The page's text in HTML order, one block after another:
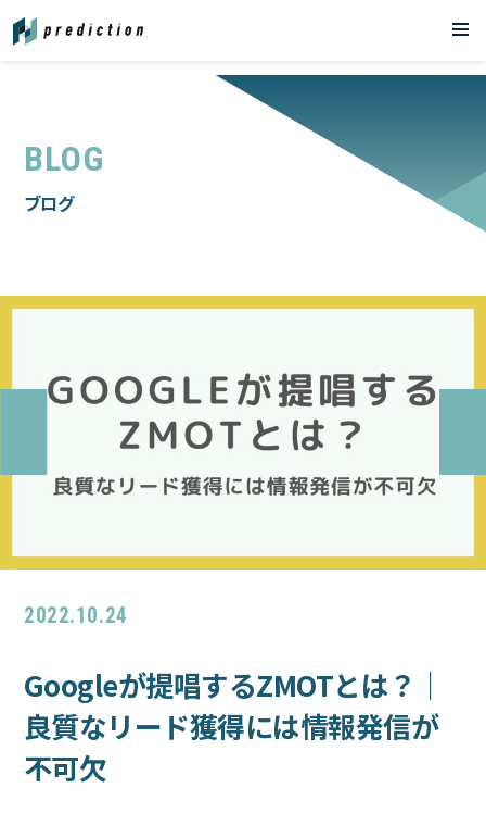
会社概要
ニュース
BLOG
ブログ
2022.10.24
Googleが提唱するZMOTとは？｜
良質なリード獲得には情報発信が
不可欠